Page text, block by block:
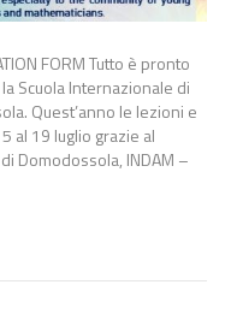
FORM Tutto è pronto
Scuola Internazionale di
Quest’anno le lezioni e
al 19 luglio grazie al
Domodossola, INDAM –